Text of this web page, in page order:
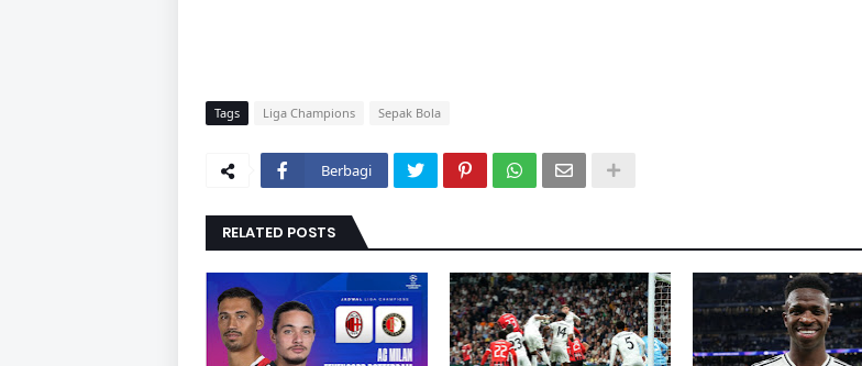
Tags Liga Champions Sepak Bola
Berbagi
RELATED POSTS